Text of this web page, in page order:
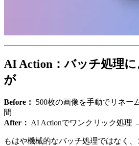
AI Action：バッチ処理
が
Before：
500枚の画像を手動でリネー
間
After： AI Actionでワンクリック処理
もはや機械的なバッチ処理ではなく